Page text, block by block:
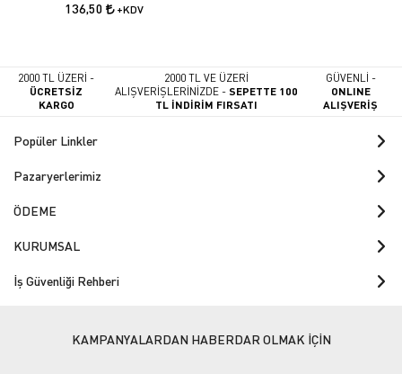
136,50 +KDV
2000 TL ÜZERİ -
ÜCRETSİZ
KARGO
2000 TL VE ÜZERİ
ALIŞVERİŞLERİNİZDE -SEPETTE 100
TL İNDİRİM FIRSATI
GÜVENLİ -
ONLINE
ALIŞVERİŞ
Popüler Linkler
Pazaryerlerimiz
ÖDEME
KURUMSAL
İş Güvenliği Rehberi
KAMPANYALARDAN HABERDAR OLMAK İÇİN